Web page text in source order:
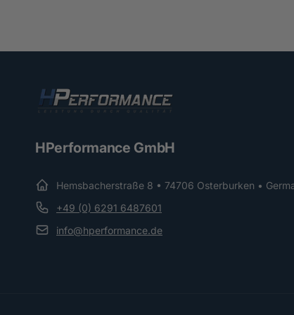
HPerformance GmbH
Hemsbacherstraße 8 • 74706 Osterburken •
+49 (0) 6291 6487601
info@hperformance.de